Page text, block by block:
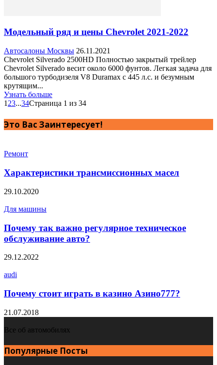
Модельный ряд и цены Chevrolet 2021-2022
Автосалоны Москвы 26.11.2021
Chevrolet Silverado 2500HD Полностью закрытый трейлер
Chevrolet Silverado весит около 6000 фунтов. Легкая задача для
большого турбодизеля V8 Duramax с 445 л.с. и безумным
крутящим...
Узнать больше
1 23...34Страница 1 из 34
Это Вас Заинтересует!
Ремонт
Характеристики трансмиссионных масел
29.10.2020
Для машины
Почему так важно регулярное техническое
обслуживание авто?
29.12.2022
audi
Почему стоит играть в казино Азино777?
21.07.2018
Все об автомобилях
Популярные Посты